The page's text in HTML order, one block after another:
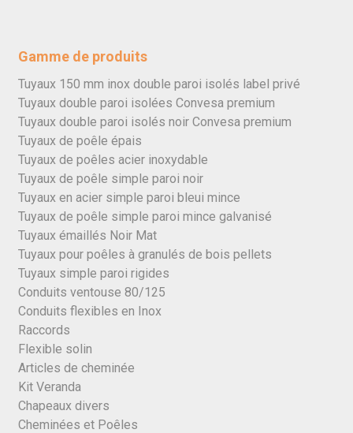
Gamme de produits
Tuyaux 150 mm inox double paroi isolés label privé
Tuyaux double paroi isolées Convesa premium
Tuyaux double paroi isolés noir Convesa premium
Tuyaux de poêle épais
Tuyaux de poêles acier inoxydable
Tuyaux de poêle simple paroi noir
Tuyaux en acier simple paroi bleui mince
Tuyaux de poêle simple paroi mince galvanisé
Tuyaux émaillés Noir Mat
Tuyaux pour poêles à granulés de bois pellets
Tuyaux simple paroi rigides
Conduits ventouse 80/125
Conduits flexibles en Inox
Raccords
Flexible solin
Articles de cheminée
Kit Veranda
Chapeaux divers
Cheminées et Poêles